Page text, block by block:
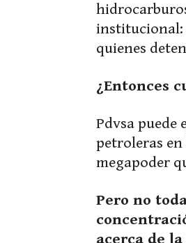
institucional:
quienes
¿Entonces
Pdvsa puede
petroleras
megapoder
Pero no
acerca de